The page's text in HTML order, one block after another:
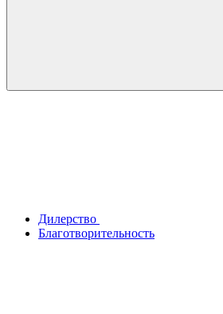
Дилерство
Благотворительность